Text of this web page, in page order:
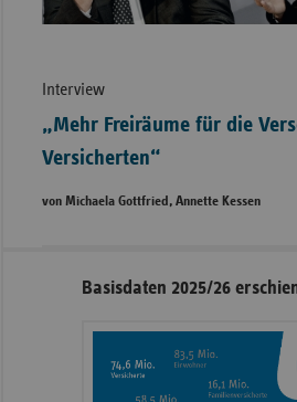
Interview
„Mehr Freiräume für die
Versicherten“
von Michaela Gottfried, Annette Kessen
Seitennavigation
Seitenleiste
Informationen
Basisdaten 2025/26